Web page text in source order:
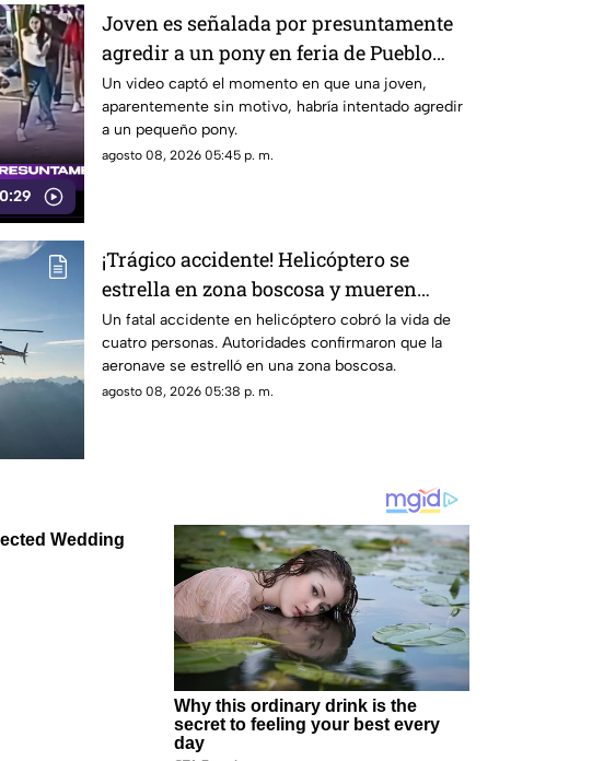
0:29
Joven es señalada por presuntamente
agredir a un pony en feria de Pueblo
Mágico
Un video captó el momento en que una joven,
aparentemente sin motivo, habría intentado agredir
a un pequeño pony.
agosto 08, 2026 05:45 p. m.
¡Trágico accidente! Helicóptero se
estrella en zona boscosa y mueren
cuatro personas
Un fatal accidente en helicóptero cobró la vida de
cuatro personas. Autoridades confirmaron que la
aeronave se estrelló en una zona boscosa.
agosto 08, 2026 05:38 p. m.